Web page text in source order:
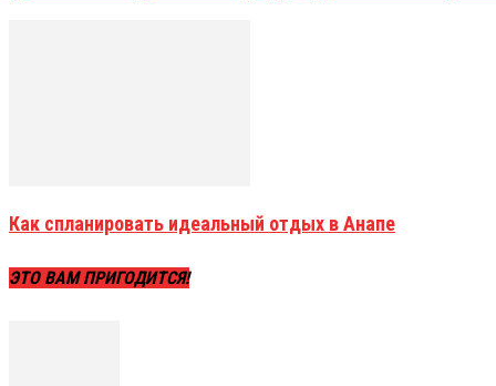
Как спланировать идеальный отдых в Анапе
ЭТО ВАМ ПРИГОДИТСЯ!